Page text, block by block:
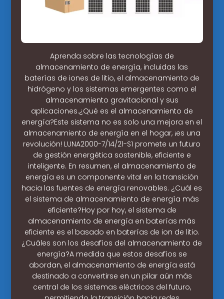
Aprenda sobre las tecnologías de
almacenamiento de energía, incluidas las
baterías de iones de litio, el almacenamiento de
hidrógeno y los sistemas emergentes como el
almacenamiento gravitacional y sus
aplicaciones.¿Qué es el almacenamiento de
energía?Este sistema no es solo una mejora en el
almacenamiento de energía en el hogar, ¡es una
revolución! LUNA2000-7/14/21-S1 promete un futuro
de gestión energética sostenible, eficiente e
inteligente. En resumen, el almacenamiento de
energía es un componente vital en la transición
hacia las fuentes de energía renovables. ¿Cuál es
el sistema de almacenamiento de energía más
eficiente?Hoy por hoy, el sistema de
almacenamiento de energía en baterías más
eficiente es el basado en baterías de ion de litio.
¿Cuáles son los desafíos del almacenamiento de
energía?A medida que estos desafíos se
abordan, el almacenamiento de energía está
destinado a convertirse en un pilar aún más
central de los sistemas eléctricos del futuro,